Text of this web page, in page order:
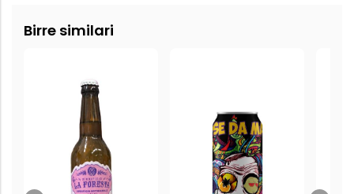
Birre similari